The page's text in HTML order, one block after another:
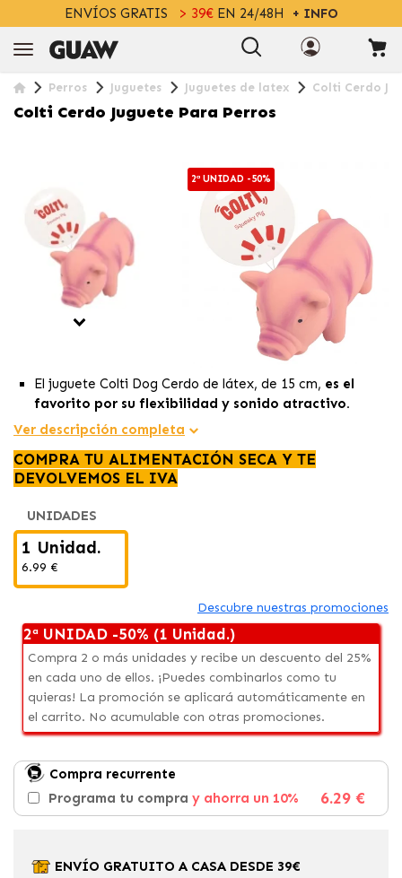
ENVÍOS GRATIS > 39€EN 24/48H + INFO
Perros Juguetes Juguetes de latex Colti Cerdo
Colti Cerdo Juguete Para Perros
2ª UNIDAD -50%
El juguete Colti Dog Cerdo de látex, de 15 cm, es el
favorito por su flexibilidad y sonido atractivo.
Perfecto para llevar a todas partes
perro feliz y
entretenido
Ver descripción completa
COMPRA TU ALIMENTACIÓN SECA Y TE
DEVOLVEMOS EL IVA
UNIDADES
1 Unidad.
6.99 €
Descubre nuestras promociones
2ª UNIDAD -50% (1 Unidad.)
Compra 2 o más unidades y recibe un descuento del 25%
en cada uno de ellos. ¡Puedes combinarlos como tu
quieras! La promoción se aplicará automáticamente en
el carrito. No acumulable con otras promociones.
Compra recurrente
Programa tu compra y ahorra un 10% 6.29 €
ENVÍO GRATUITO A CASA DESDE 39€